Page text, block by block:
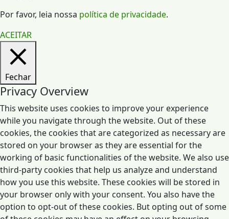
Por favor, leia nossa política de privacidade.
ACEITAR
Fechar
Privacy Overview
This website uses cookies to improve your experience
while you navigate through the website. Out of these
cookies, the cookies that are categorized as necessary are
stored on your browser as they are essential for the
working of basic functionalities of the website. We also use
third-party cookies that help us analyze and understand
how you use this website. These cookies will be stored in
your browser only with your consent. You also have the
option to opt-out of these cookies. But opting out of some